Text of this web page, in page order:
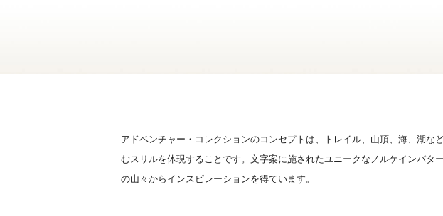
アドベンチャー・コレクションのコンセプトは、トレイル、山頂、海、湖な
むスリルを体現することです。文字案に施されたユニークなノルケインパタ
の山々からインスピレーションを得ています。